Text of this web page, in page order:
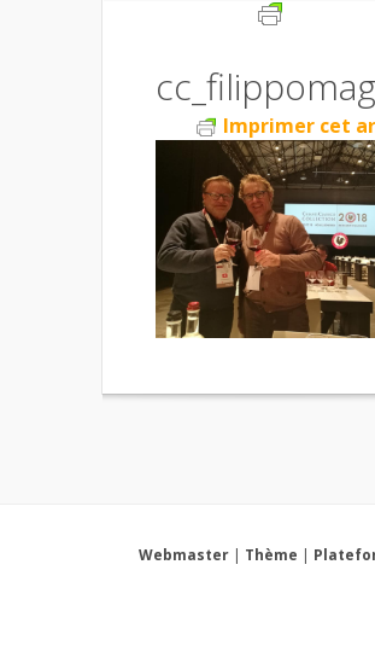
Imprimer cet
Webmaster| Thème |